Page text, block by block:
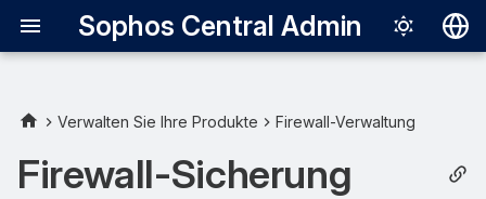
Sophos Central Admin
English
Verwalten Sie Ihre Produkte Firewall-Verwaltung
Firewall-Sicherung